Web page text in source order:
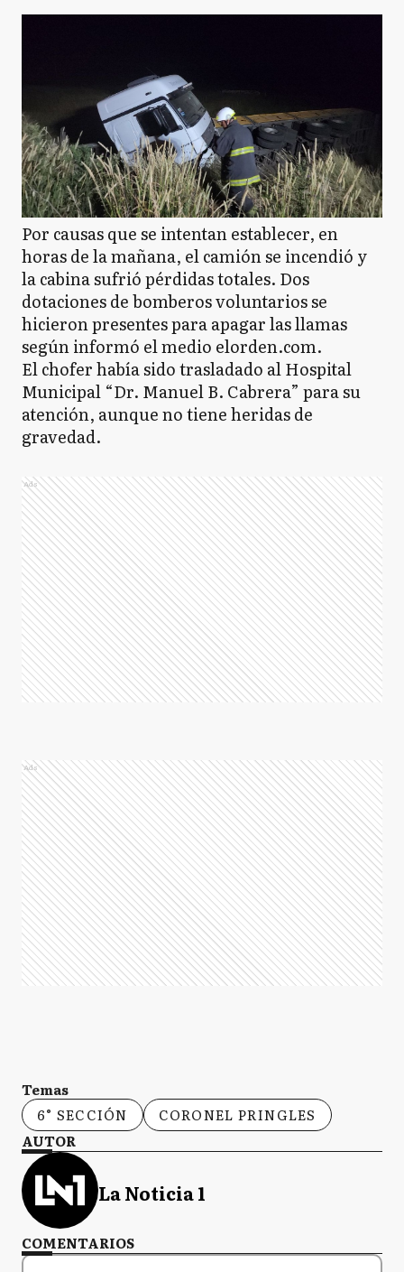
Por causas que se intentan establecer, en
horas de la mañana, el camión se incendió y
la cabina sufrió pérdidas totales. Dos
dotaciones de bomberos voluntarios se
hicieron presentes para apagar las llamas
según informó el medio elorden.com.
El chofer había sido trasladado al Hospital
Municipal “Dr. Manuel B. Cabrera” para su
atención, aunque no tiene heridas de
gravedad.
Ads
Ads
Temas
6° SECCIÓN
CORONEL PRINGLES
AUTOR
La Noticia 1
COMENTARIOS